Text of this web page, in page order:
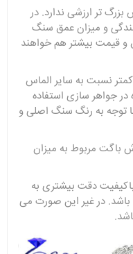
تر ارزشی ندارد. در
و میزان عمق سنگ
و قیمت بیشتر هم خواهند
نسبت به سایر الماس
در جواهر سازی استفاده
توجه به رنگ سنگ اصلی و
باگت مربوط به میزان
دقت بیشتری به
در غیر این صورت می